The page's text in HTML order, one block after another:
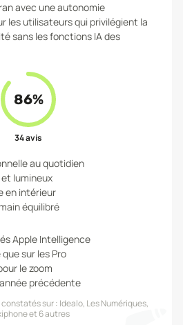
avec une autonomie
les utilisateurs qui privilégient la
sans les fonctions IA des
86%
34avis
au quotidien
lumineux
en intérieur
équilibré
Apple Intelligence
sur les Pro
le zoom
précédente
sur : Idealo, Les Numériques,
et 6 autres